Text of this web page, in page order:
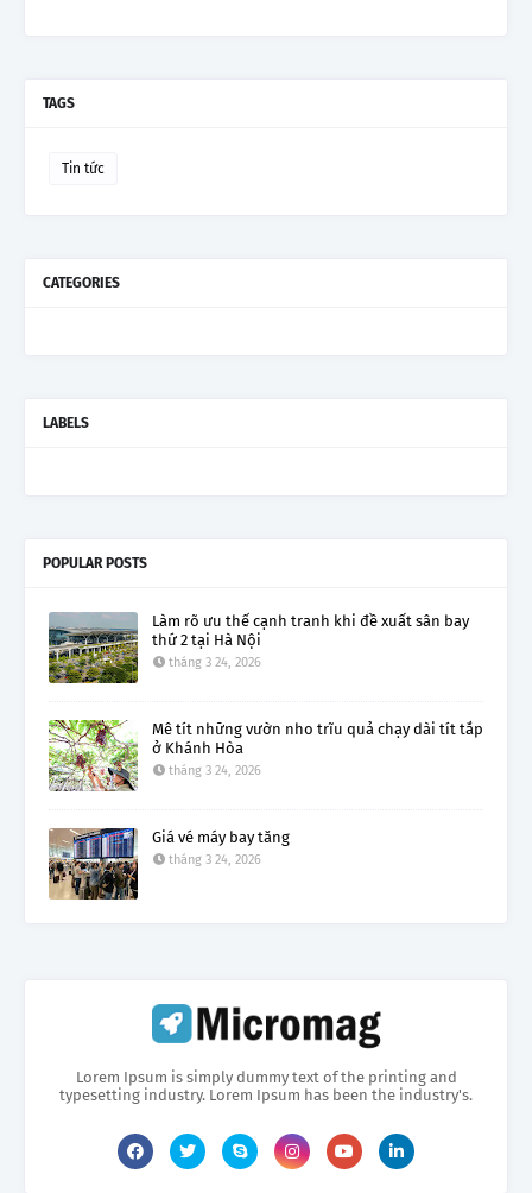
TAGS
Tin tức
CATEGORIES
LABELS
POPULAR POSTS
Làm rõ ưu thế cạnh tranh khi đề xuất sân bay
thứ 2 tại Hà Nội
tháng 3 24, 2026
Mê tít những vườn nho trĩu quả chạy dài tít tắp
ở Khánh Hòa
tháng 3 24, 2026
Giá vé máy bay tăng
tháng 3 24, 2026
Lorem Ipsum is simply dummy text of the printing and
typesetting industry. Lorem Ipsum has been the industry's.